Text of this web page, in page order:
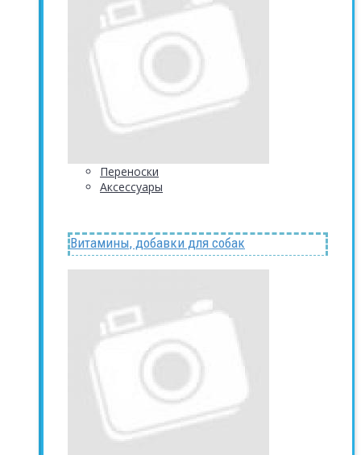
Переноски
Аксессуары
Витамины, добавки для собак